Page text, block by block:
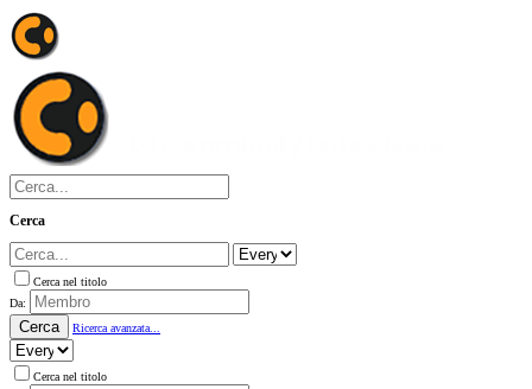
Cerca
Cerca nel titolo
Da:
Cerca Ricerca avanzata...
Cerca nel titolo